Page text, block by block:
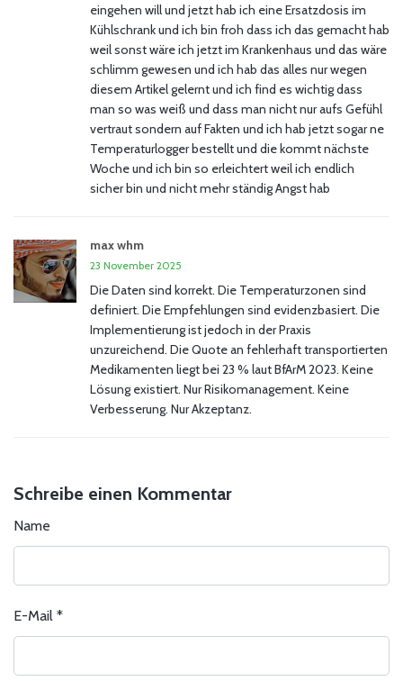
eingehen will und jetzt hab ich eine Ersatzdosis im
Kühlschrank und ich bin froh dass ich das gemacht hab
weil sonst wäre ich jetzt im Krankenhaus und das wäre
schlimm gewesen und ich hab das alles nur wegen
diesem Artikel gelernt und ich find es wichtig dass
man so was weiß und dass man nicht nur aufs Gefühl
vertraut sondern auf Fakten und ich hab jetzt sogar ne
Temperaturlogger bestellt und die kommt nächste
Woche und ich bin so erleichtert weil ich endlich
sicher bin und nicht mehr ständig Angst hab
max whm
23 November 2025
Die Daten sind korrekt. Die Temperaturzonen sind
definiert. Die Empfehlungen sind evidenzbasiert. Die
Implementierung ist jedoch in der Praxis
unzureichend. Die Quote an fehlerhaft transportierten
Medikamenten liegt bei 23 % laut BfArM 2023. Keine
Lösung existiert. Nur Risikomanagement. Keine
Verbesserung. Nur Akzeptanz.
Schreibe einen Kommentar
Name
E-Mail *